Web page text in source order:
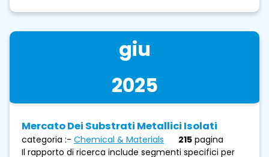
giu
2025
Mercato Dei Substrati Metallici Isolati
categoria :- Chemical & Materials 215 pagina
Il rapporto di ricerca include segmenti specifici per